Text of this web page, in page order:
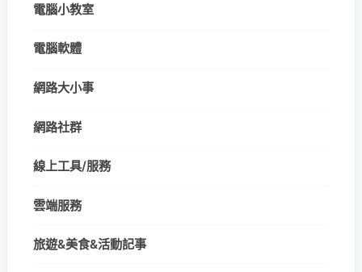
電腦小教室
電腦軟體
網路大小事
網路社群
線上工具/服務
雲端服務
旅遊&美食&活動記事